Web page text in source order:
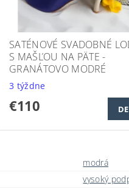
SATÉNOVÉ SVADOBNÉ
S MAŠĽOU NA PÄTE -
GRANÁTOVO MODRÉ
3 týždne
€110
modrá
vysoký